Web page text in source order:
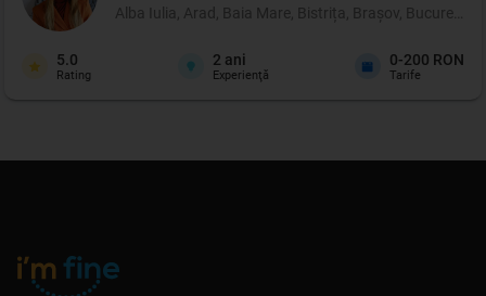
Alba Iulia, Arad, Baia Mare, Bistrița, Brașov, București,
5.0
Rating
2 ani
Experienţă
0-200 RON
Tarife